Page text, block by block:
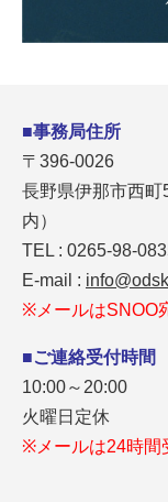
■事務局住所
〒396-0026
長野県伊那市西
内）
TEL : 0265-98-
E-mail :
※メールはSNOO
■ご連絡受付時間
10:00～20:00
火曜日定休
※メールは24時間